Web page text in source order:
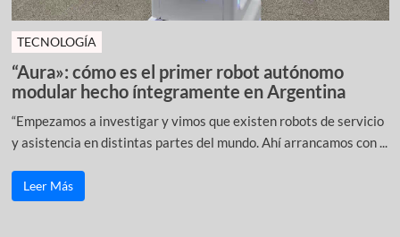
TECNOLOGÍA
“Aura»: cómo es el primer robot autónomo
modular hecho íntegramente en Argentina
“Empezamos a investigar y vimos que existen robots de servicio
y asistencia en distintas partes del mundo. Ahí arrancamos con ...
Leer Más